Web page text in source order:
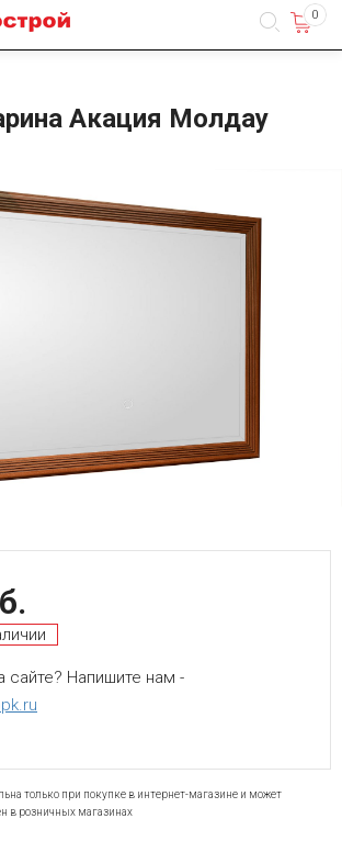
товаров 0
Акация Молдау
сайте? Напишите нам -
только при покупке в интернет-магазине и может
в розничных магазинах